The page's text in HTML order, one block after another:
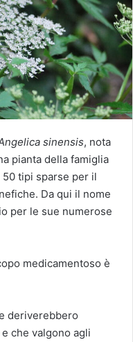
sinensis, nota
pianta della famiglia
tipi sparse per il
Da qui il nome
per le sue numerose
medicamentoso è
deriverebbero
che valgono agli